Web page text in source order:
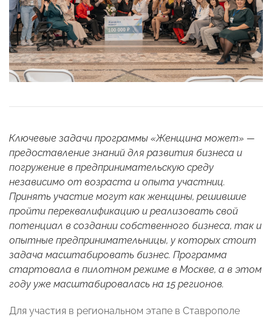
Ключевые задачи программы «Женщина может» —
предоставление знаний для развития бизнеса и
погружение в предпринимательскую среду
независимо от возраста и опыта участниц.
Принять участие могут как женщины, решившие
пройти переквалификацию и реализовать свой
потенциал в создании собственного бизнеса, так и
опытные предпринимательницы, у которых стоит
задача масштабировать бизнес. Программа
стартовала в пилотном режиме в Москве, а в этом
году уже масштабировалась на 15 регионов.
Для участия в региональном этапе в Ставрополе